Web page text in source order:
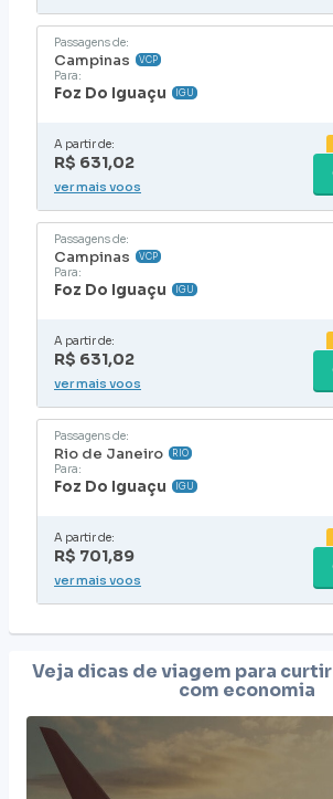
Passagens de:
Campinas VCP
Para:
Foz Do Iguaçu IGU
A partir de:
R$ 631,02
ver mais voos
Passagens de:
Campinas VCP
Para:
Foz Do Iguaçu IGU
A partir de:
R$ 631,02
ver mais voos
Passagens de:
Rio de Janeiro RIO
Para:
Foz Do Iguaçu IGU
A partir de:
R$ 701,89
ver mais voos
Veja dicas de viagem para curtir
com economia